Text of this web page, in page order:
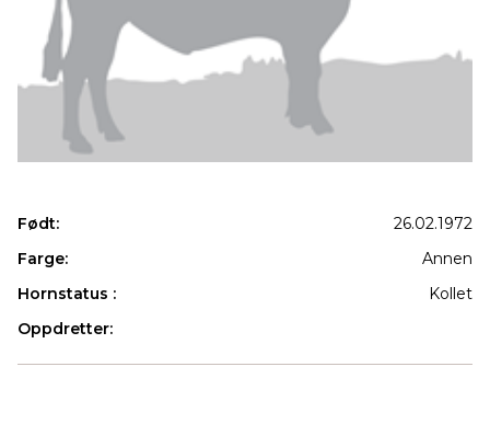
Født:
26.02.1972
Farge:
Annen
Hornstatus :
Kollet
Oppdretter: